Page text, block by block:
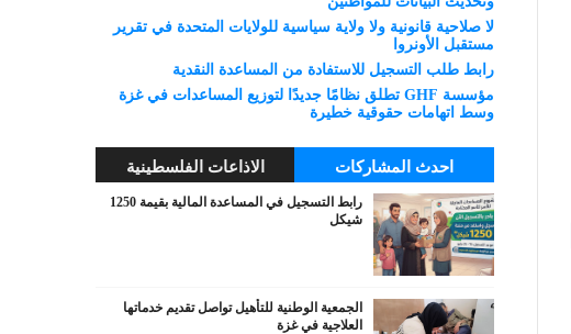
لا صلاحية قانونية ولا ولاية سياسية للولايات المتحدة في تقرير
مستقبل الأونروا
رابط طلب التسجيل للاستفادة من المساعدة النقدية
مؤسسة GHF تطلق نظامًا جديدًا لتوزيع المساعدات في غزة
وسط اتهامات حقوقية خطيرة
احدث المشاركات الاذاعات الفلسطينية
رابط التسجيل في المساعدة المالية بقيمة 1250
شيكل
الجمعية الوطنية للتأهيل تواصل تقديم خدماتها
العلاجية في غزة